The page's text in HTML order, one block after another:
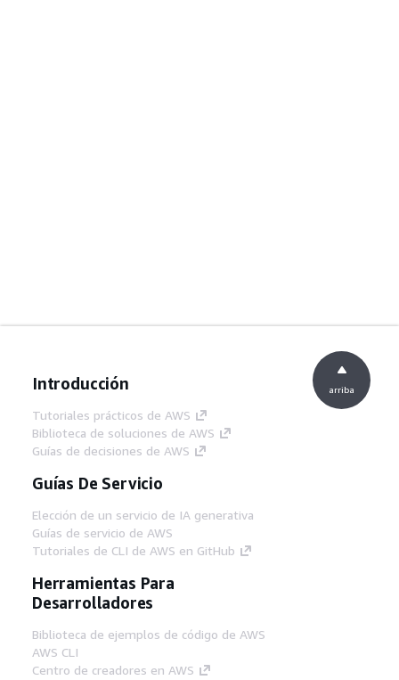
Introducción
Tutoriales prácticos de AWS
Biblioteca de soluciones de AWS
Guías de decisiones de AWS
Guías De Servicio
Elección de un servicio de IA generativa
Guías de servicio de AWS
Tutoriales de CLI de AWS en GitHub
Herramientas Para
Desarrolladores
Biblioteca de ejemplos de código de AWS
AWS CLI
Centro de creadores en AWS
arriba